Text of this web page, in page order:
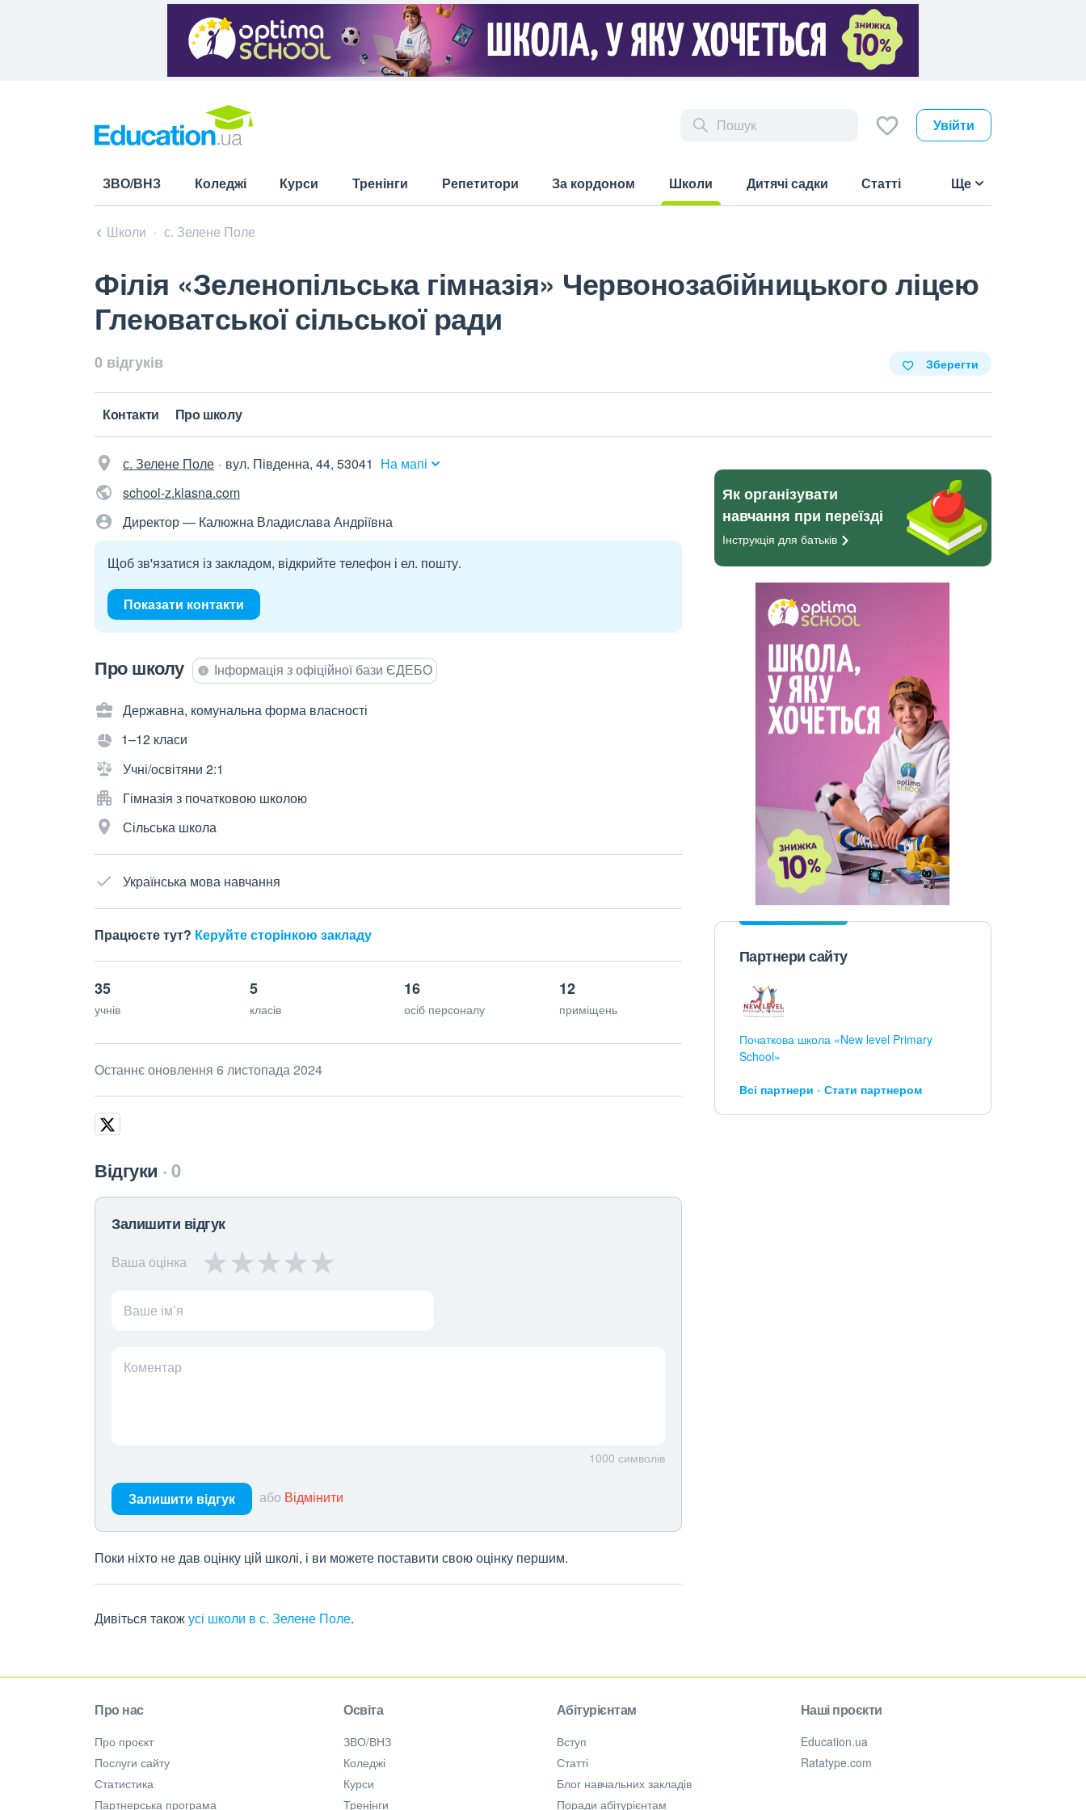
Увійти
ЗВО/ВНЗ Коледжі Курси Тренінги Репетитори За кордоном
Школи
Дитячі садки Статті Ще
Школи с. Зелене Поле
Філія «Зеленопільська гімназія» Червонозабійницького ліцею
Глеюватської сільської ради
0 відгуків Зберегти
Контакти Про школу
с. Зелене Поле вул. Південна, 44, 53041 На мапі
school-z.klasna.com
Директор — Калюжна Владислава Андріївна
Щоб зв'язатися із закладом, відкрийте телефон і ел. пошту.
Показати контакти
Про школу Інформація з офіційної бази ЄДЕБО
Державна, комунальна форма власності
1–12 класи
Учні/освітяни 2:1
Гімназія з початковою школою
Сільська школа
Українська мова навчання
Працюєте тут? Керуйте сторінкою закладу
35
учнів
5
класів
16
осіб персоналу
12
приміщень
Останнє оновлення 6 листопада 2024
Відгуки 0
Залишити відгук
Ваша оцінка
Ваше ім’я
Коментар
1000 символів
Залишити відгук або Відмінити
Поки ніхто не дав оцінку цій школі, і ви можете поставити свою оцінку першим.
Дивіться такожусі школи в с. Зелене Поле.
Як організувати
навчання при переїзді
Інструкція для батьків
Партнери сайту
Початкова школа «New level Primary
School»
Всі партнери Стати партнером
Про нас
Про проєкт
Послуги сайту
Статистика
Партнерська програма
Освіта
ЗВО/ВНЗ
Коледжі
Курси
Тренінги
Абітурієнтам
Вступ
Статті
Блог навчальних закладів
Поради абітурієнтам
Наші проєкти
Education.ua
Ratatype.com